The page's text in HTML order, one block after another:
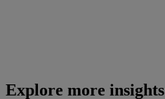
Explore more insights